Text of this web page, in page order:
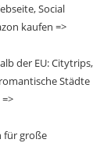
Social
kaufen =>
der EU: Citytrips,
Städte
für große